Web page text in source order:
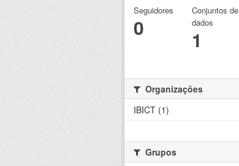
Seguidores
0
Conjuntos de
dados
1
Organizações
IBICT (1)
Grupos